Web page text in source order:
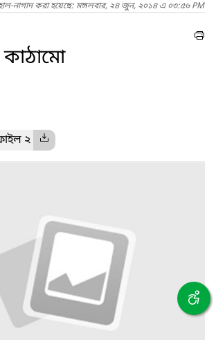
নাগাদ করা হয়েছে: মঙ্গলবার, ২৪ জুন, ২০১৪ এ ০৩:৫৬ PM
২